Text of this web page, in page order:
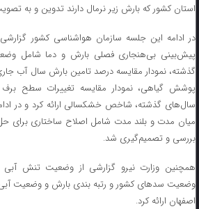
استان کشور که بارش زیر نرمال دارند تدوین و به
در ادامه این جلسه سازمان هواشناسی کشور
پیش‌بینی بی‌هنجاری فصلی بارش و دما شامل
گذشته، نمودار مقایسه درصد تامین بارش سال آب
پوشش گیاهی، نمودار مقایسه تغییرات سطح
سال‌های گذشته، شاخص خشکسالی ارائه کرد و در
میان مدت و بلند مدت شامل اصلاح ساختاری برای
بررسی و تصمیم‌گیری شد.
وضعیت سدهای کشور و رتبه بندی بارش و وضعیت آبی
اصفهان ارائه کرد.